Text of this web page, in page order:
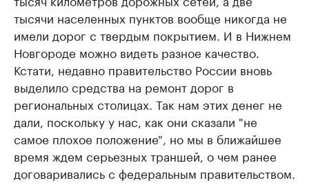
тысячи населенных пунктов вообще никогда не
имели дорог с твердым покрытием. И в Нижнем
Новгороде можно видеть разное качество.
Кстати, недавно правительство России вновь
выделило средства на ремонт дорог в
региональных столицах. Так нам этих денег не
дали, поскольку у нас, как они сказали "не
самое плохое положение", но мы в ближайшее
время ждем серьезных траншей, о чем ранее
договаривались с федеральным правительством.